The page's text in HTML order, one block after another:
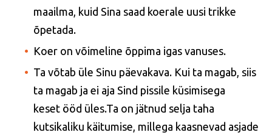
maailma, kuid Sina saad koerale uusi trikke
õpetada.
Koer on võimeline õppima igas vanuses.
Ta võtab üle Sinu päevakava. Kui ta magab, siis
ta magab ja ei aja Sind pissile küsimisega
keset ööd üles.Ta on jätnud selja taha
kutsikaliku käitumise, millega kaasnevad asjade